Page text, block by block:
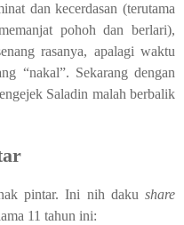
dan kecerdasan (terutama
pohoh dan berlari),
rasanya, apalagi waktu
“nakal”. Sekarang dengan
Saladin malah berbalik
pintar. Ini nih daku share
11 tahun ini: